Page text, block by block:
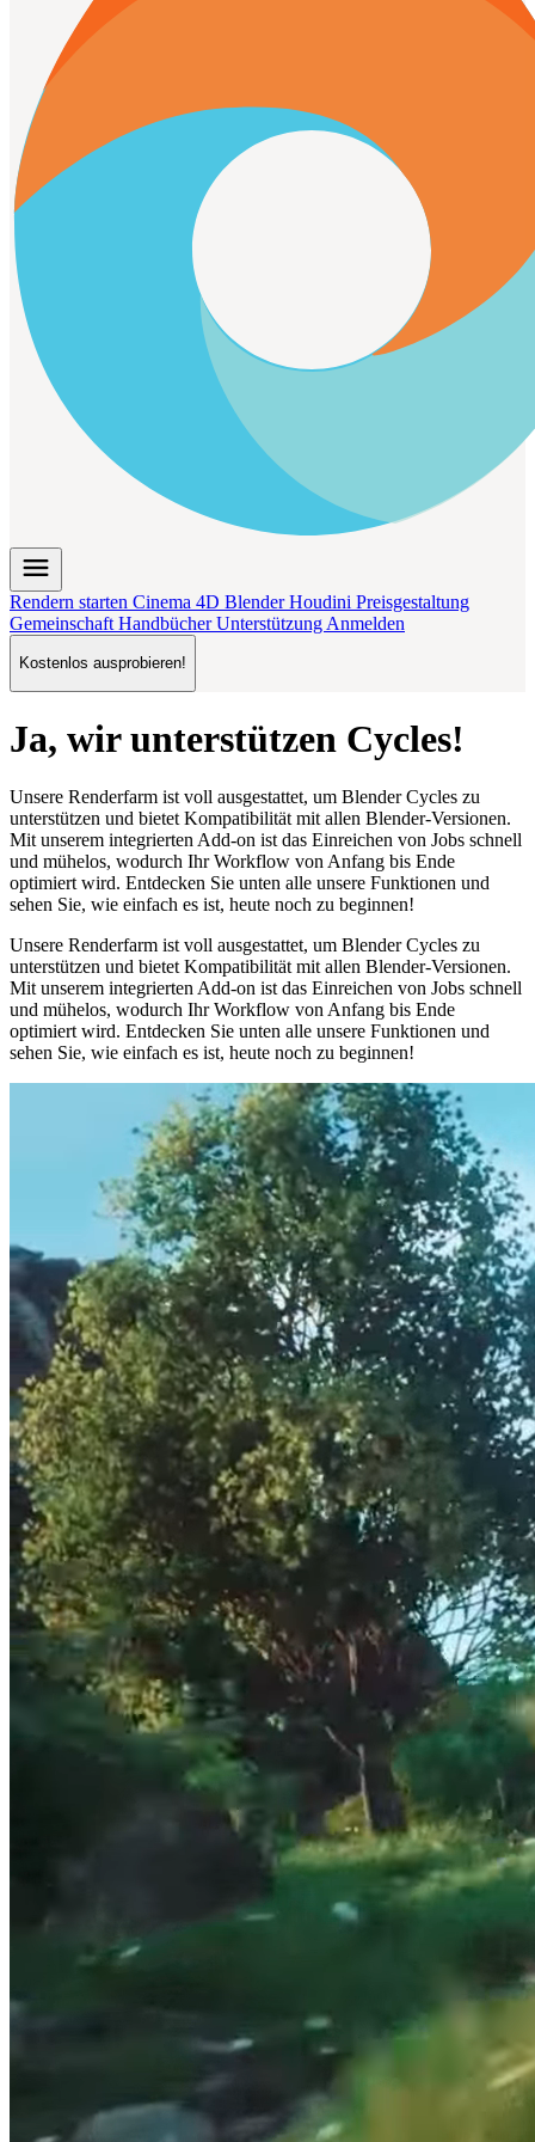
menu
Rendern starten Cinema 4D BlenderHoudini Preisgestaltung
Gemeinschaft HandbücherUnterstützung Anmelden
Kostenlos ausprobieren!
Ja, wir unterstützen Cycles!
Unsere Renderfarm istvoll ausgestattet, um Blender Cycles zu
unterstützen und bietet Kompatibilität mit allen Blender-Versionen.
Mit unserem integrierten Add-on ist das Einreichen von Jobs schnell
und mühelos, wodurch Ihr Workflow von Anfang bis Ende
optimiert wird. Entdecken Sie unten alle unsere Funktionen und
sehen Sie, wie einfach es ist, heute noch zu beginnen!
Unsere Renderfarm istvoll ausgestattet, um Blender Cycles zu
unterstützen und bietet Kompatibilität mit allen Blender-Versionen.
Mit unserem integrierten Add-on ist das Einreichen von Jobs schnell
und mühelos, wodurch Ihr Workflow von Anfang bis Ende
optimiert wird. Entdecken Sie unten alle unsere Funktionen und
sehen Sie, wie einfach es ist, heute noch zu beginnen!